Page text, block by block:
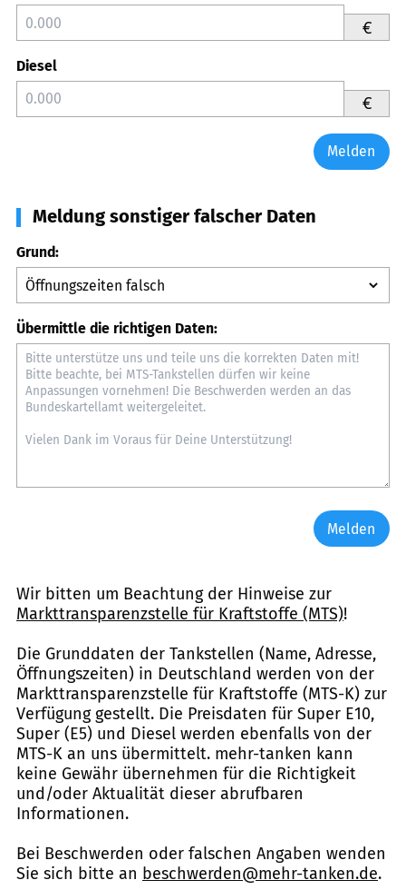
€
Diesel
€
Melden
Meldung sonstiger falscher Daten
Grund:
Übermittle die richtigen Daten:
Melden
Wir bitten um Beachtung der Hinweise zur
Markttransparenzstelle für Kraftstoffe (MTS)!
Die Grunddaten der Tankstellen (Name, Adresse,
Öffnungszeiten) in Deutschland werden von der
Markttransparenzstelle für Kraftstoffe (MTS-K) zur
Verfügung gestellt. Die Preisdaten für Super E10,
Super (E5) und Diesel werden ebenfalls von der
MTS-K an uns übermittelt. mehr-tanken kann
keine Gewähr übernehmen für die Richtigkeit
und/oder Aktualität dieser abrufbaren
Informationen.
Bei Beschwerden oder falschen Angaben wenden
Sie sich bitte an beschwerden@mehr-tanken.de.